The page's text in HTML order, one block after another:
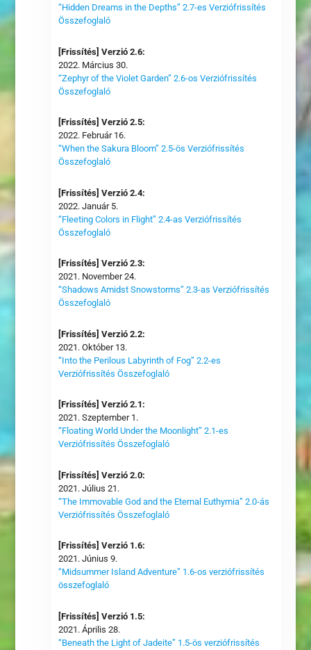
“Hidden Dreams in the Depths” 2.7-es Verziófrissítés
Összefoglaló
[Frissítés] Verzió 2.6:
2022. Március 30.
“Zephyr of the Violet Garden” 2.6-os Verziófrissítés
Összefoglaló
[Frissítés] Verzió 2.5:
2022. Február 16.
“When the Sakura Bloom” 2.5-ös Verziófrissítés
Összefoglaló
[Frissítés] Verzió 2.4:
2022. Január 5.
“Fleeting Colors in Flight” 2.4-as Verziófrissítés
Összefoglaló
[Frissítés] Verzió 2.3:
2021. November 24.
“Shadows Amidst Snowstorms” 2.3-as Verziófrissítés
Összefoglaló
[Frissítés] Verzió 2.2:
2021. Október 13.
“Into the Perilous Labyrinth of Fog” 2.2-es
Verziófrissítés Összefoglaló
[Frissítés] Verzió 2.1:
2021. Szeptember 1.
“Floating World Under the Moonlight” 2.1-es
Verziófrissítés Összefoglaló
[Frissítés] Verzió 2.0:
2021. Július 21.
“The Immovable God and the Eternal Euthymia” 2.0-ás
Verziófrissítés Összefoglaló
[Frissítés] Verzió 1.6:
2021. Június 9.
“Midsummer Island Adventure” 1.6-os verziófrissítés
összefoglaló
[Frissítés] Verzió 1.5:
2021. Április 28.
“Beneath the Light of Jadeite” 1.5-ös verziófrissítés